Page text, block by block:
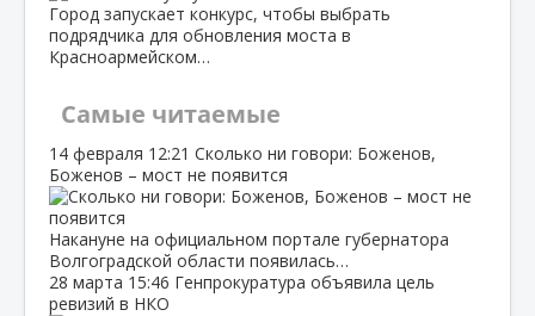
Город запускает конкурс, чтобы выбрать
подрядчика для обновления моста в
Красноармейском…
Самые читаемые
14 февраля 12:21 Сколько ни говори: Боженов,
Боженов – мост не появится
Накануне на официальном портале губернатора
Волгоградской области появилась…
28 марта 15:46 Генпрокуратура объявила цель
ревизий в НКО